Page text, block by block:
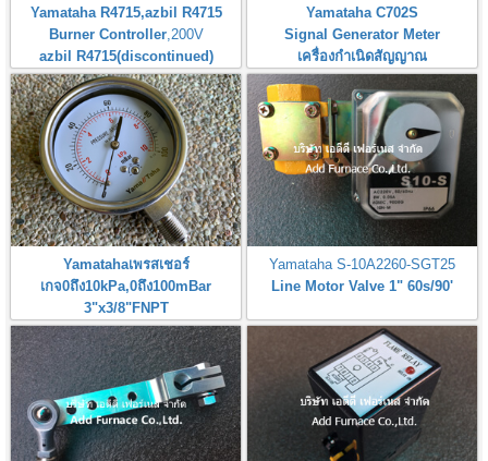
Yamataha R4715,azbil R4715
Burner Controller,200V
azbil R4715(discontinued)
Yamataha C702S
Signal Generator Meter
เครื่องกำเนิดสัญญาณ
Yamatahaเพรสเชอร์
เกจ0ถึง10kPa,0ถึง100mBar
3"x3/8"FNPT
Pressure Gauge 0-10kPa,0-
100mBar
Yamataha S-10A2260-SGT25
Line Motor Valve 1" 60s/90'